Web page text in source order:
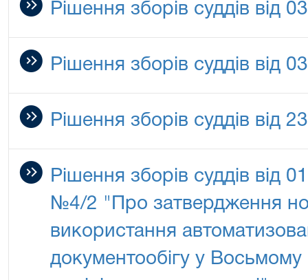
Рішення зборів суддів від
Рішення зборів суддів від
Рішення зборів суддів від
Рішення зборів суддів від
№4/2 "Про затвердження
використання
документообігу у Восьмому